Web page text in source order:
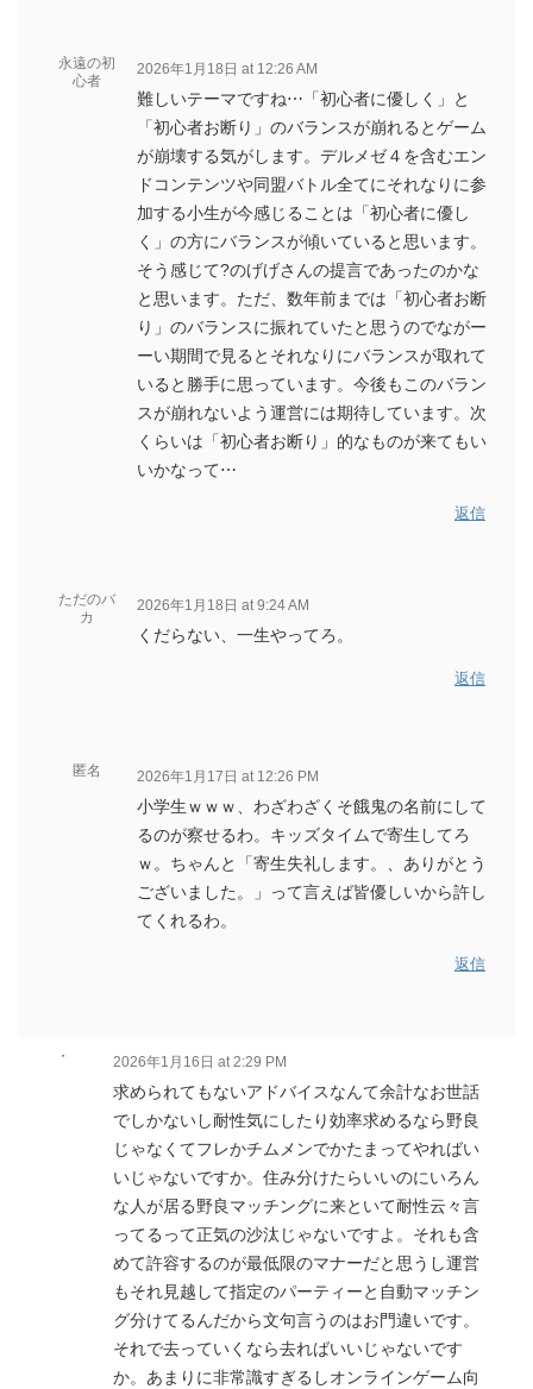
永遠の初
心者
2026年1月18日 at 12:26 AM
難しいテーマですね⋯「初心者に優しく」と
「初心者お断り」のバランスが崩れるとゲーム
が崩壊する気がします。デルメゼ４を含むエン
ドコンテンツや同盟バトル全てにそれなりに参
加する小生が今感じることは「初心者に優し
く」の方にバランスが傾いていると思います。
そう感じて?のげげさんの提言であったのかな
と思います。ただ、数年前までは「初心者お断
り」のバランスに振れていたと思うのでながー
ーい期間で見るとそれなりにバランスが取れて
いると勝手に思っています。今後もこのバラン
スが崩れないよう運営には期待しています。次
くらいは「初心者お断り」的なものが来てもい
いかなって⋯
返信
ただのバ
カ
2026年1月18日 at 9:24 AM
くだらない、一生やってろ。
返信
匿名 2026年1月17日 at 12:26 PM
小学生ｗｗｗ、わざわざくそ餓鬼の名前にして
るのが察せるわ。キッズタイムで寄生してろ
ｗ。ちゃんと「寄生失礼します。、ありがとう
ございました。」って言えば皆優しいから許し
てくれるわ。
返信
・ 2026年1月16日 at 2:29 PM
求められてもないアドバイスなんて余計なお世話
でしかないし耐性気にしたり効率求めるなら野良
じゃなくてフレかチムメンでかたまってやればい
いじゃないですか。住み分けたらいいのにいろん
な人が居る野良マッチングに来といて耐性云々言
ってるって正気の沙汰じゃないですよ。それも含
めて許容するのが最低限のマナーだと思うし運営
もそれ見越して指定のパーティーと自動マッチン
グ分けてるんだから文句言うのはお門違いです。
それで去っていくなら去ればいいじゃないです
か。あまりに非常識すぎるしオンラインゲーム向